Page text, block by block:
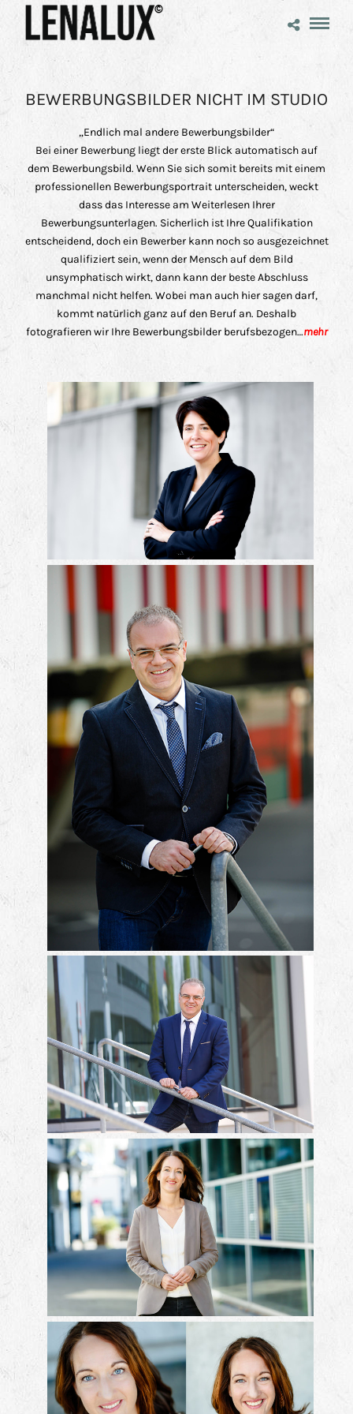
BEWERBUNGSBILDER NICHT IM STUDIO
„Endlich mal andere Bewerbungsbilder“
Bei einer Bewerbung liegt der erste Blick automatisch auf
dem Bewerbungsbild. Wenn Sie sich somit bereits mit einem
professionellen Bewerbungsportrait unterscheiden, weckt
dass das Interesse am Weiterlesen Ihrer
Bewerbungsunterlagen. Sicherlich ist Ihre Qualifikation
entscheidend, doch ein Bewerber kann noch so ausgezeichnet
qualifiziert sein, wenn der Mensch auf dem Bild
unsymphatisch wirkt, dann kann der beste Abschluss
manchmal nicht helfen. Wobei man auch hier sagen darf,
kommt natürlich ganz auf den Beruf an. Deshalb
fotografieren wir Ihre Bewerbungsbilder berufsbezogen…mehr